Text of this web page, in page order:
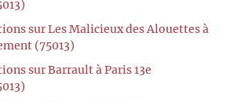
sur Les Malicieux des Alouettes à
(75013)
sur Barrault à Paris 13e